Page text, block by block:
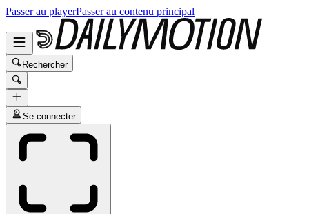
Passer au playerPasser au contenu principal
Rechercher
Se connecter